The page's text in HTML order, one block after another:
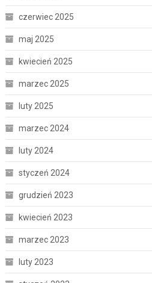
czerwiec 2025
maj 2025
kwiecień 2025
marzec 2025
luty 2025
marzec 2024
luty 2024
styczeń 2024
grudzień 2023
kwiecień 2023
marzec 2023
luty 2023